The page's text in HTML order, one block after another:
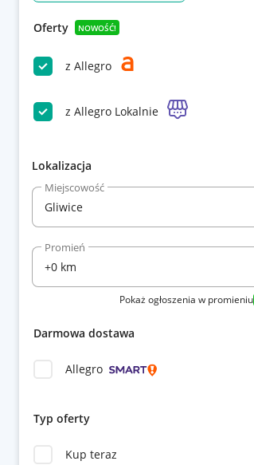
Oferty NOWOŚĆ!
z Allegro
z Allegro Lokalnie
Lokalizacja
Miejscowość
Promień
Pokaż ogłoszenia w promieniu
Darmowa dostawa
Allegro
Typ oferty
Kup teraz